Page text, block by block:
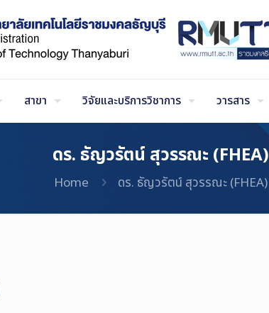
สาขา วิจัยและบริการวิชาการ วารสาร
ดร. ธัญวรัตน์ สุวรรณะ (FHEA)
Home ดร. ธัญวรัตน์ สุวรรณะ (FHEA)